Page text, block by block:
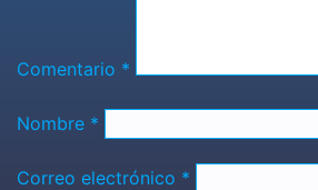
Comentario *
Nombre *
Correo electrónico *